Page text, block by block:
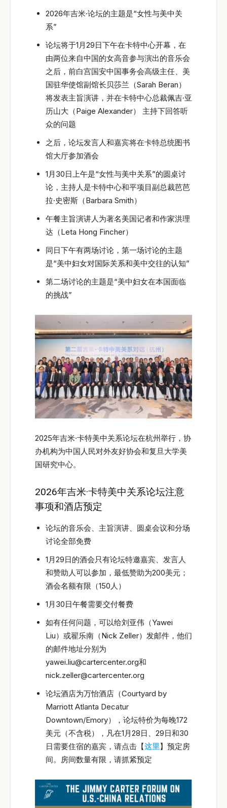
2026年吉米·论坛的主题是“女性与美中关
系”
论坛将于1月29日下午在卡特中心开幕，在
由两位来自中国的女高音参与演出的音乐会
之后，前白宫国安中国事务会高级主任、美
国驻华使馆副馆长贝莎兰（Sarah Beran）
将发表主旨演讲，并在卡特中心总裁佩吉·亚
历山大（Paige Alexander） 主持下回答听
众的问题
之后，论坛发言人和嘉宾将在卡特总统图书
馆大厅参加酒会
1月30日上午是“女性与美中关系”的圆桌讨
论，主持人是卡特中心和平项目副总裁芭芭
拉·史密斯（Barbara Smith）
午餐主旨演讲人为著名美国记者和作家洪理
达（Leta Hong Fincher）
同日下午有两场讨论，第一场讨论的主题
是“美中妇女对国际关系和美中交往的认知”
第二场讨论的主题是“美中妇女在本国面临
的挑战”
2025年吉米·卡特美中关系论坛在杭州举行，协
办机构为中国人民对外友好协会和复旦大学美
国研究中心。
2026年吉米·卡特美中关系论坛注意
事项和酒店预定
论坛的音乐会、主旨演讲、圆桌会议和分场
讨论全部免费
1月29日的酒会只有论坛特邀嘉宾、发言人
和赞助人可以参加，最低赞助为200美元；
酒会名额有限（150人）
1月30日午餐需要交付餐费
如有任何问题，可以给刘亚伟（Yawei
Liu）或翟乐南（Nick Zeller）发邮件，他们
的邮件地址分别为
yawei.liu@cartercenter.org和
nick.zeller@cartercenter.org
论坛酒店为万怡酒店（Courtyard by
Marriott Atlanta Decatur
Downtown/Emory），论坛特价为每晚172
美元（不含税），凡在1月28日、29日和30
日需要住宿的嘉宾，请点击【这里】预定房
间。房间数量有限，请抓紧预定